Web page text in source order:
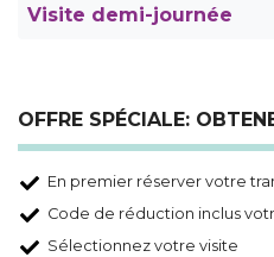
Visite demi-journée
OFFRE SPÉCIALE:
En premier réserver votre
Code de réduction inclus
Sélectionnez votre visite